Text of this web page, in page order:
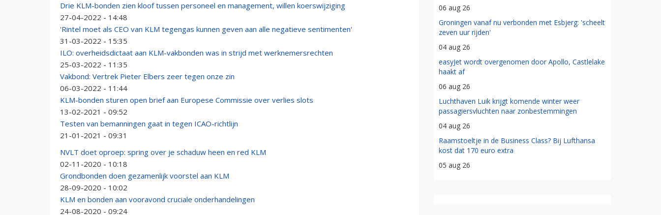
Drie KLM-bonden zien kloof tussen personeel en management, willen koerswijziging
27-04-2022 - 14:48
'Rintel moet als CEO van KLM tegengas kunnen geven aan alle negatieve sentimenten'
31-03-2022 - 15:35
ILO: overheidsdictaat aan KLM-vakbonden was in strijd met werknemersrechten
25-03-2022 - 11:35
Vakbond: Vertrek Pieter Elbers zeer tegen onze zin
06-03-2022 - 11:44
KLM-bonden sturen open brief aan Europese Commissie over verlies slots
13-02-2021 - 09:52
Testen van bemanningen gaat in tegen ICAO-richtlijn
21-01-2021 - 09:31
NVLT doet oproep: spring over je schaduw heen en red KLM
02-11-2020 - 10:18
Grondbonden doen gezamenlijk voorstel aan KLM
28-09-2020 - 10:02
KLM en bonden aan vooravond cruciale onderhandelingen
24-08-2020 - 09:24
06 aug 26
Groningen vanaf nu verbonden met Esbjerg: 'scheelt
zeven uur rijden'
04 aug 26
easyJet wordt overgenomen door Apollo, Castlelake
haakt af
06 aug 26
Luchthaven Luik krijgt komende winter weer
passagiersvluchten naar zonbestemmingen
04 aug 26
Raamstoeltje in de Business Class? Bij Lufthansa
kost dat 170 euro extra
05 aug 26